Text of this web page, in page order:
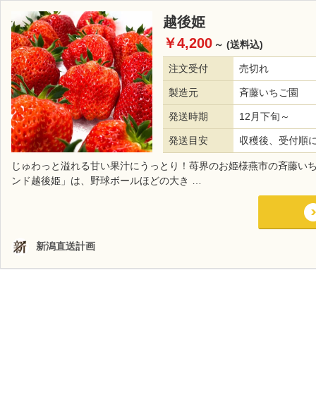
越後姫
￥4,200 ～ (送料込)
注文受付 売切れ
製造元 斉藤いちご園
発送時期 12月下旬～
発送目安 収穫後、受付順
じゅわっと溢れる甘い果汁にうっとり！苺界のお姫様燕市の斉藤
ンド越後姫」は、野球ボールほどの大き …
新潟直送計画